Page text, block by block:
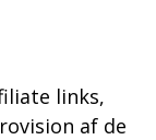
links,
af de